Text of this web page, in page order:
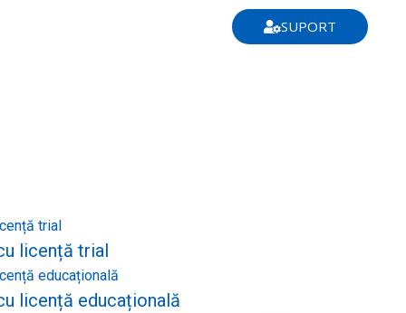
SUPORT
licență trial
licență educațională